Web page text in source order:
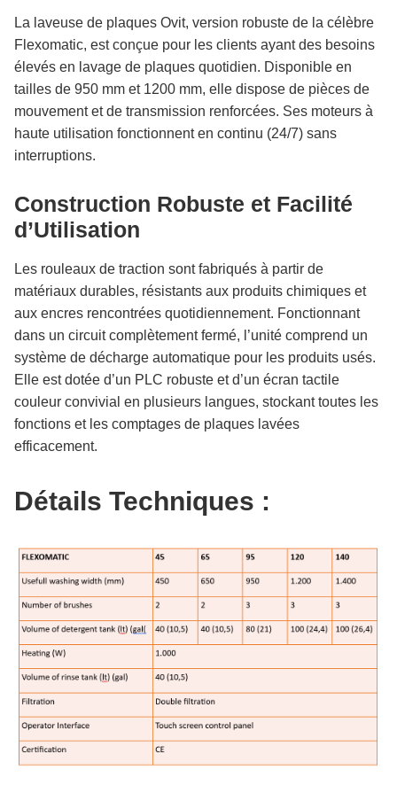
La laveuse de plaques Ovit, version robuste de la célèbre
Flexomatic, est conçue pour les clients ayant des besoins
élevés en lavage de plaques quotidien. Disponible en
tailles de 950 mm et 1200 mm, elle dispose de pièces de
mouvement et de transmission renforcées. Ses moteurs à
haute utilisation fonctionnent en continu (24/7) sans
interruptions.
Construction Robuste et Facilité
d’Utilisation
Les rouleaux de traction sont fabriqués à partir de
matériaux durables, résistants aux produits chimiques et
aux encres rencontrées quotidiennement. Fonctionnant
dans un circuit complètement fermé, l’unité comprend un
système de décharge automatique pour les produits usés.
Elle est dotée d’un PLC robuste et d’un écran tactile
couleur convivial en plusieurs langues, stockant toutes les
fonctions et les comptages de plaques lavées
efficacement.
Détails Techniques :